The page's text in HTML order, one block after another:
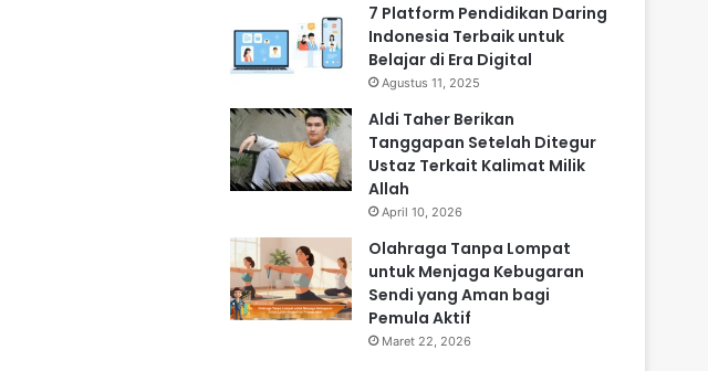
7 Platform Pendidikan Daring
Indonesia Terbaik untuk
Belajar di Era Digital
Agustus 11, 2025
Aldi Taher Berikan
Tanggapan Setelah Ditegur
Ustaz Terkait Kalimat Milik
Allah
April 10, 2026
Olahraga Tanpa Lompat
untuk Menjaga Kebugaran
Sendi yang Aman bagi
Pemula Aktif
Maret 22, 2026